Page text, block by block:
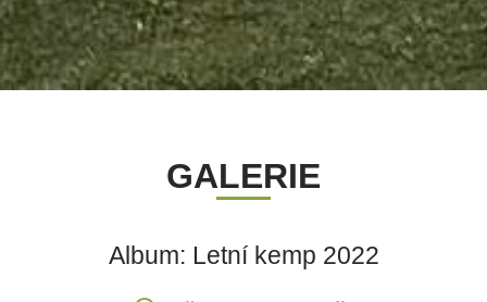
GALERIE
Album: Letní kemp 2022